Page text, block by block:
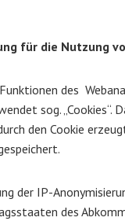
für die Nutzung
des
sog.
den Cookie
der IP-
des